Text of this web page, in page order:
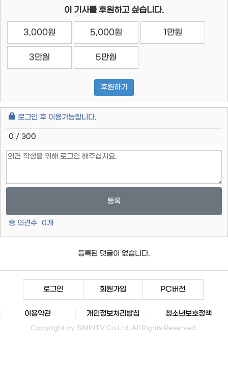
이 기사를 후원하고 싶습니다.
3,000원 5,000원 1만원
3만원 5만원
후원하기
로그인 후 이용가능합니다.
0 / 300
등록
총 의견수 0개
등록된 댓글이 없습니다.
로그인 회원가입 PC버전
이용약관 개인정보처리방침 청소년보호정책
Copyright by SIMINTV Co.Ltd. All Rights Reserved.